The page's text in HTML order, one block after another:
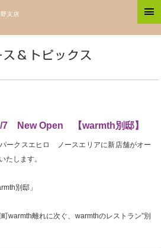
7 New Open 【warmth別邸】
ークスエヒロ ノースエリアに新店舗がオー
たします。
別邸」
warmth離れに次ぐ、warmthのレストラン”別